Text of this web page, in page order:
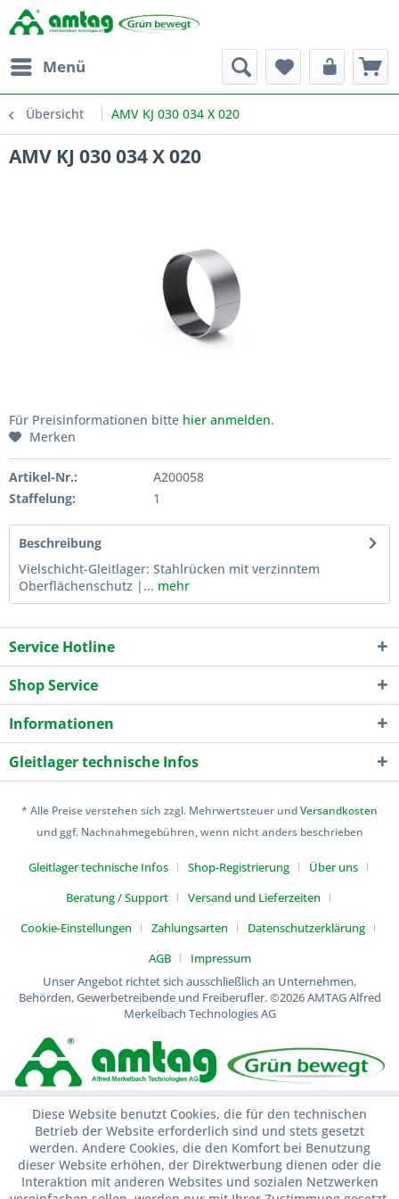
Menü
Übersicht AMV KJ 030 034 X 020
AMV KJ 030 034 X 020
Für Preisinformationen bitte hier anmelden.
Merken
Artikel-Nr.:
A200058
Staffelung:
1
Beschreibung
Vielschicht-Gleitlager: Stahlrücken mit verzinntem
Oberflächenschutz |... mehr
Service Hotline
Shop Service
Informationen
Gleitlager technische Infos
* Alle Preise verstehen sich zzgl. Mehrwertsteuer undVersandkosten
und ggf. Nachnahmegebühren, wenn nicht anders beschrieben
Gleitlager technische Infos Shop-Registrierung
Über uns
Beratung / Support
Versand und Lieferzeiten
Cookie-Einstellungen
Zahlungsarten
Datenschutzerklärung
AGB
Impressum
Unser Angebot richtet sich ausschließlich an Unternehmen,
Behörden, Gewerbetreibende und Freiberufler.©2026 AMTAG Alfred
Merkelbach Technologies AG
Diese Website benutzt Cookies, die für den technischen
Betrieb der Website erforderlich sind und stets gesetzt
werden. Andere Cookies, die den Komfort bei Benutzung
dieser Website erhöhen, der Direktwerbung dienen oder die
Interaktion mit anderen Websites und sozialen Netzwerken